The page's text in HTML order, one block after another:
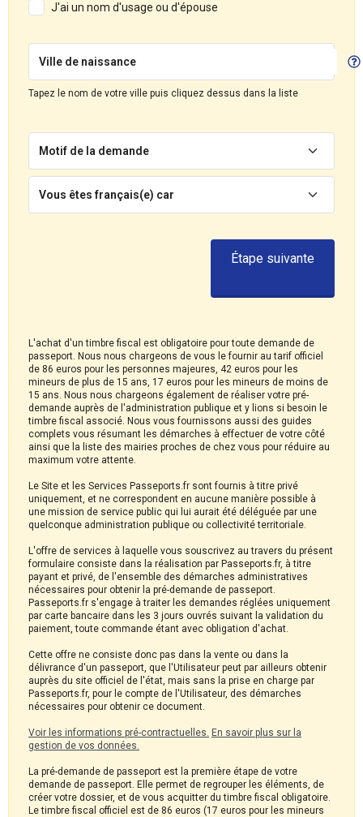
J'ai un nom d'usage ou d'épouse
Ville de naissance
Tapez le nom de votre ville puis cliquez dessus dans la liste
Motif de la demande
Vous êtes français(e) car
L'achat d'un timbre fiscal est obligatoire pour toute demande de
passeport. Nous nous chargeons de vous le fournir au tarif officiel
de 86 euros pour les personnes majeures, 42 euros pour les
mineurs de plus de 15 ans, 17 euros pour les mineurs de moins de
15 ans. Nous nous chargeons également de réaliser votre pré-
demande auprès de l'administration publique et y lions si besoin le
timbre fiscal associé. Nous vous fournissons aussi des guides
complets vous résumant les démarches à effectuer de votre côté
ainsi que la liste des mairies proches de chez vous pour réduire au
maximum votre attente.
Le Site et les Services Passeports.fr sont fournis à titre privé
uniquement, et ne correspondent en aucune manière possible à
une mission de service public qui lui aurait été déléguée par une
quelconque administration publique ou collectivité territoriale.
L'offre de services à laquelle vous souscrivez au travers du présent
formulaire consiste dans la réalisation par Passeports.fr, à titre
payant et privé, de l'ensemble des démarches administratives
nécessaires pour obtenir la pré-demande de passeport.
Passeports.fr s'engage à traiter les demandes réglées uniquement
par carte bancaire dans les 3 jours ouvrés suivant la validation du
paiement, toute commande étant avec obligation d'achat.
Cette offre ne consiste donc pas dans la vente ou dans la
délivrance d'un passeport, que l'Utilisateur peut par ailleurs obtenir
auprès du site officiel de l'état, mais sans la prise en charge par
Passeports.fr, pour le compte de l'Utilisateur, des démarches
nécessaires pour obtenir ce document.
Voir les informations pré-contractuelles. En savoir plus sur la
gestion de vos données.
La pré-demande de passeport est la première étape de votre
demande de passeport. Elle permet de regrouper les éléments, de
créer votre dossier, et de vous acquitter du timbre fiscal obligatoire.
Le timbre fiscal officiel est de 86 euros (17 euros pour les mineurs